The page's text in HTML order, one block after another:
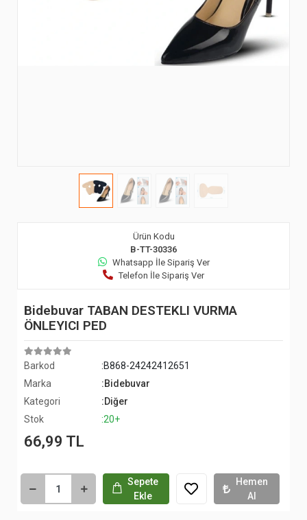
Ürün Kodu
B-TT-30336
Whatsapp İle Sipariş Ver
Telefon İle Sipariş Ver
Bidebuvar TABAN DESTEKLI VURMA
ÖNLEYICI PED
Barkod
:B868-24242412651
Marka
:Bidebuvar
Kategori
:Diğer
Stok
:20+
66,99 TL
Sepete
Ekle
Hemen
Al